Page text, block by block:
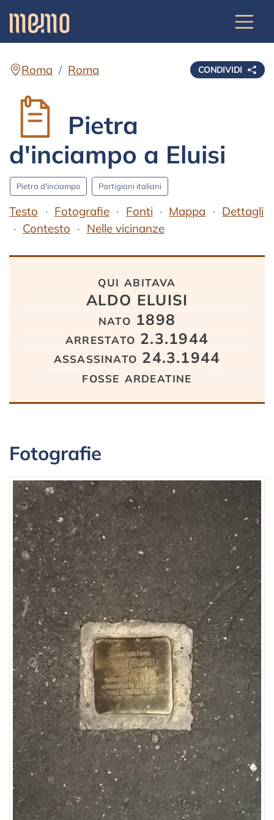
CONDIVIDI
Roma Roma
Pietra
d'inciampo a Eluisi
Pietra d'inciampo Partigiani italiani
Testo Fotografie Fonti Mappa
Dettagli
Contesto
Nelle vicinanze
qui abitava
ALDO ELUISI
nato 1898
arrestato 2.3.1944
assassinato 24.3.1944
fosse ardeatine
Fotografie